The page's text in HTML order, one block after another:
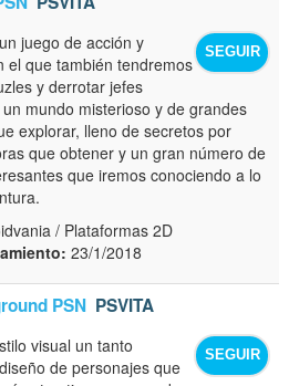
SEGUIR
juego de acción y
el que también tendremos
y derrotar jefes
mundo misterioso y de grandes
explorar, lleno de secretos por
que obtener y un gran número de
que iremos conociendo a lo
/ Plataformas 2D
23/1/2018
PSN PSVITA
SEGUIR
visual un tanto
de personajes que